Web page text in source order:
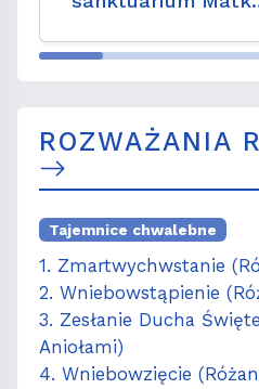
Genazzano
ROZWAŻANIA
Tajemnice chwalebne
1. Zmartwychwstanie
2. Wniebowstąpienie
3. Zesłanie Ducha
Aniołami)
4. Wniebowzięcie